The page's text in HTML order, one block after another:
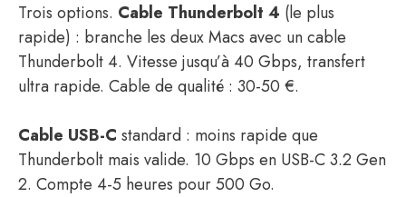
Trois options. Cable Thunderbolt 4 (le plus
rapide) : branche les deux Macs avec un cable
Thunderbolt 4. Vitesse jusqu’à 40 Gbps, transfert
ultra rapide. Cable de qualité : 30-50 €.
Cable USB-C standard : moins rapide que
Thunderbolt mais valide. 10 Gbps en USB-C 3.2 Gen
2. Compte 4-5 heures pour 500 Go.